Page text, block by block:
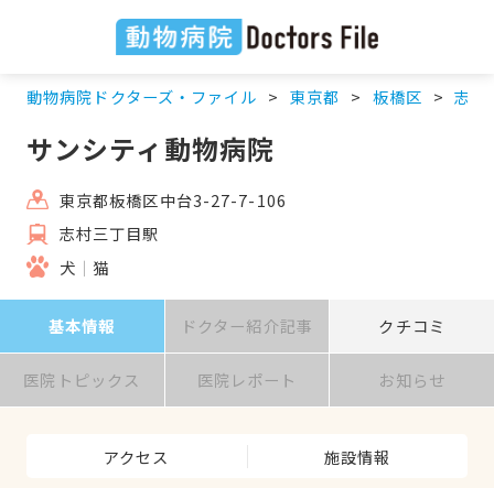
動物病院ドクターズ・ファイル 東京都 板橋区 志村
サンシティ動物病院
東京都板橋区中台3-27-7-106
志村三丁目駅
犬
猫
基本情報 ドクター紹介記事 クチコミ
医院トピックス 医院レポート お知らせ
アクセス 施設情報